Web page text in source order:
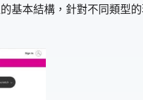
基本結構，針對不同類型